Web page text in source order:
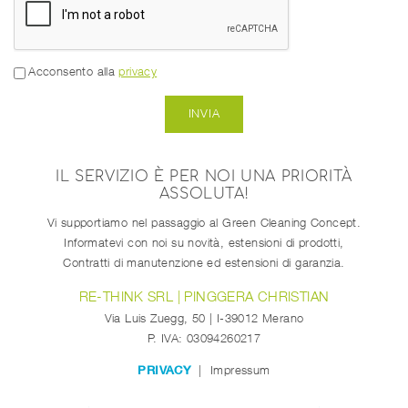
Acconsento allaprivacy
IL SERVIZIO È PER NOI UNA PRIORITÀ
ASSOLUTA!
Vi supportiamo nel passaggio al Green Cleaning Concept.
Informatevi con noi su novità, estensioni di prodotti,
Contratti di manutenzione ed estensioni di garanzia.
RE-THINK SRL | PINGGERA CHRISTIAN
Via Luis Zuegg, 50 | I-39012 Merano
P. IVA: 03094260217
PRIVACY Impressum